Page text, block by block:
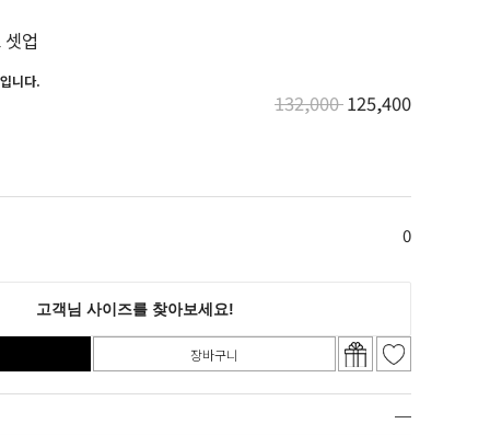
업
니다.
132,000125,400
0
장바구니